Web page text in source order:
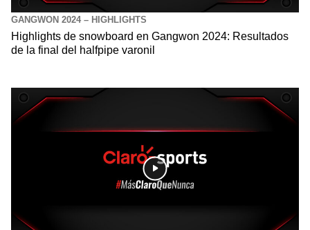
GANGWON 2024 – HIGHLIGHTS
Highlights de snowboard en Gangwon 2024: Resultados
de la final del halfpipe varonil